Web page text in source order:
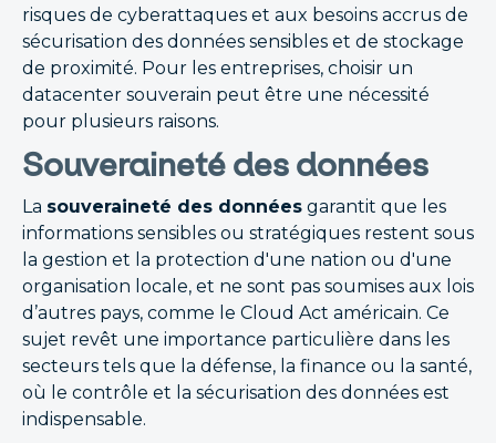
risques de cyberattaques et aux besoins accrus de
sécurisation des données sensibles et de stockage
de proximité. Pour les entreprises, choisir un
datacenter souverain peut être une nécessité
pour plusieurs raisons.
Souveraineté des données
La souveraineté des données garantit que les
informations sensibles ou stratégiques restent sous
la gestion et la protection d'une nation ou d'une
organisation locale, et ne sont pas soumises aux lois
d’autres pays, comme le Cloud Act américain. Ce
sujet revêt une importance particulière dans les
secteurs tels que la défense, la finance ou la santé,
où le contrôle et la sécurisation des données est
indispensable.